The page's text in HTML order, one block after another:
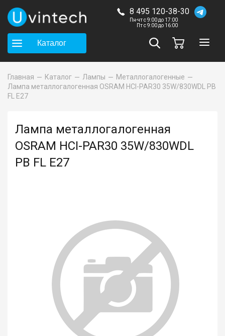
8 495 120-38-30
Пн-чт с 9:00 до 17:00
Пт с 9:00 до 16:00
Каталог
Главная Каталог Лампы
Металлогалогенные
Лампа металлогалогенная OSRAM HCI-PAR30 35W/830WDL PB
FL E27
Лампа металлогалогенная
OSRAM HCI-PAR30 35W/830WDL
PB FL E27